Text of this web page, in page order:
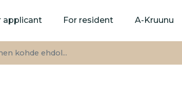
applicant For resident A-Kruunu
kohde ehdol...